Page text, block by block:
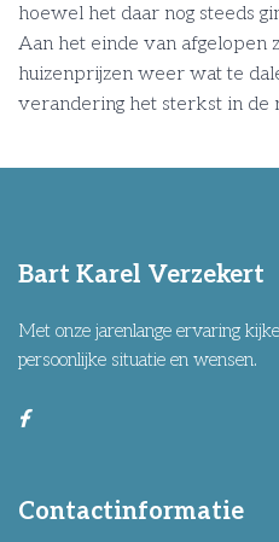
hoewel het daar nog steeds
Aan het einde van afgelopen
huizenprijzen weer wat te
verandering het sterkst in de
Bart Karel Verzekert
Met onze jarenlange ervaring
persoonlijke situatie en wensen.
Contactinformatie